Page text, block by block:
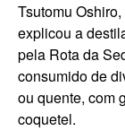
Tsutomu
explicou a
pela Rota da
consumido de
ou quente, com
coquetel.